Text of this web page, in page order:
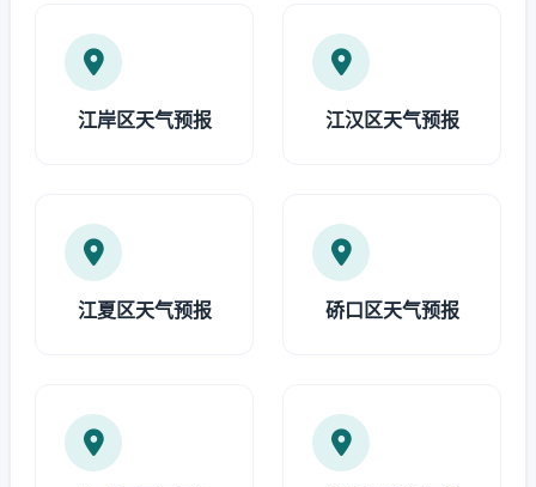
江岸区天气预报 江汉区天气预报
江夏区天气预报 硚口区天气预报